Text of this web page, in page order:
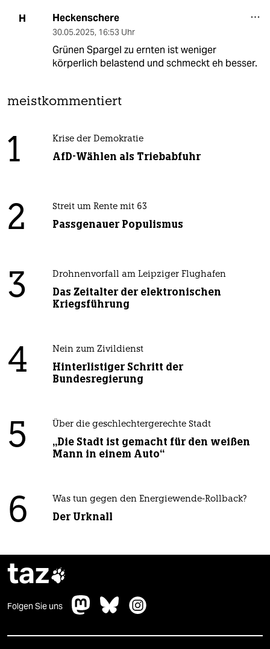
H Heckenschere
30.05.2025, 16:53 Uhr
Grünen Spargel zu ernten ist weniger
körperlich belastend und schmeckt eh besser.
meistkommentiert
1 Krise der Demokratie
AfD-Wählen als Triebabfuhr
2 Streit um Rente mit 63
Passgenauer Populismus
3 Drohnenvorfall am Leipziger Flughafen
Das Zeitalter der elektronischen
Kriegsführung
4 Nein zum Zivildienst
Hinterlistiger Schritt der
Bundesregierung
5 Über die geschlechtergerechte Stadt
„Die Stadt ist gemacht für den weißen
Mann in einem Auto“
6 Was tun gegen den Energiewende-Rollback?
Der Urknall
taz
Folgen Sie uns